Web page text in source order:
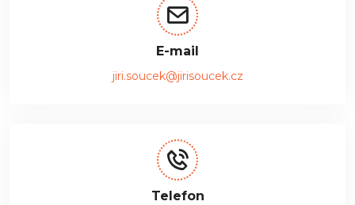
E-mail
jiri.soucek@jirisoucek.cz
Telefon